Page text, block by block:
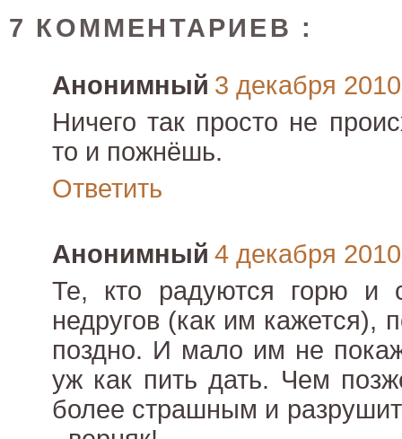
7 КОММЕНТАРИЕВ :
Анонимный 3 декабря
Ничего так просто не
то и пожнёшь.
Ответить
Анонимный 4 декабря
Те, кто радуются горю и
недругов (как им кажется),
поздно. И мало им не
уж как пить дать. Чем
более страшным и